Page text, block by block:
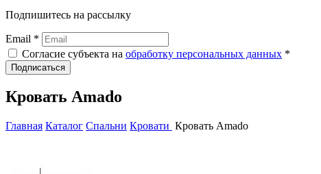
Подпишитесь на рассылку
Email *
Согласие субъекта на обработку персональных данных *
Подписаться
Кровать Amado
Главная Каталог Спальни Кровати Кровать Amado